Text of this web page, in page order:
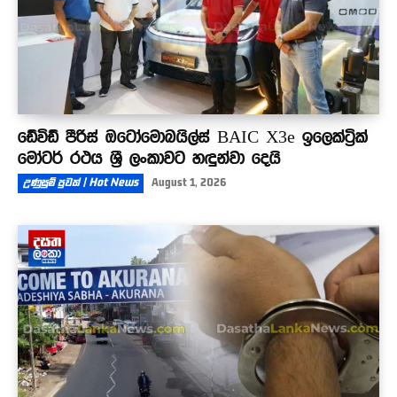
ඩේවිඩ් පීරිස් ඔටෝමොබයිල්ස් BAIC X3e ඉලෙක්ට්‍රික්
මෝටර් රථය ශ්‍රී ලංකාවට හඳුන්වා දෙයි
උණුසුම් පුවත් | Hot News August 1, 2026